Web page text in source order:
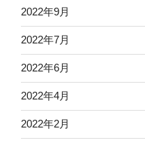
2022年9月
2022年7月
2022年6月
2022年4月
2022年2月